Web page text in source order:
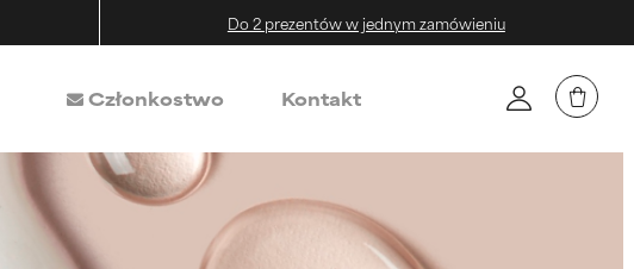
Do 2 prezentów w jednym zamówieniu
Członkostwo Kontakt